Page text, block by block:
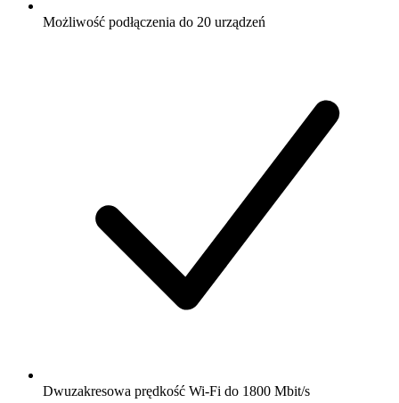
Możliwość podłączenia do 20 urządzeń
Dwuzakresowa prędkość Wi-Fi do 1800 Mbit/s